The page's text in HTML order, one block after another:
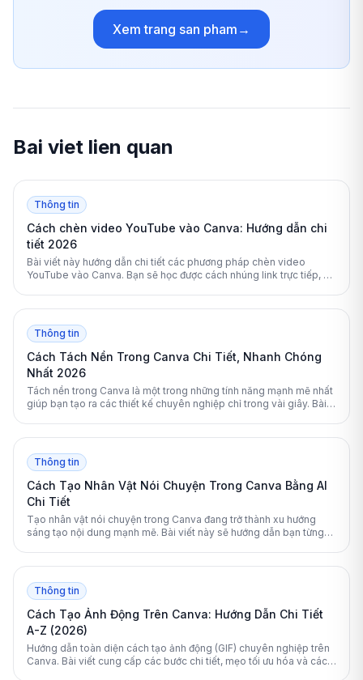
Xem trang san pham →
Bai viet lien quan
Thông tin
Cách chèn video YouTube vào Canva: Hướng dẫn chi
tiết 2026
Bài viết này hướng dẫn chi tiết các phương pháp chèn video
YouTube vào Canva. Bạn sẽ học được cách nhúng link trực tiếp, sử
Thông tin
Cách Tách Nền Trong Canva Chi Tiết, Nhanh Chóng
Nhất 2026
Tách nền trong Canva là một trong những tính năng mạnh mẽ nhất
giúp bạn tạo ra các thiết kế chuyên nghiệp chỉ trong vài giây. Bài
Thông tin
Cách Tạo Nhân Vật Nói Chuyện Trong Canva Bằng AI
Chi Tiết
Tạo nhân vật nói chuyện trong Canva đang trở thành xu hướng
sáng tạo nội dung mạnh mẽ. Bài viết này sẽ hướng dẫn bạn từng
Thông tin
Cách Tạo Ảnh Động Trên Canva: Hướng Dẫn Chi Tiết
A-Z (2026)
Hướng dẫn toàn diện cách tạo ảnh động (GIF) chuyên nghiệp trên
Canva. Bài viết cung cấp các bước chi tiết, mẹo tối ưu hóa và cách